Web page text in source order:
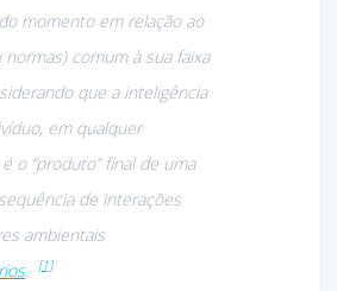
momento em relação ao
normas) comum à sua faixa
que a inteligência
em qualquer
o “produto” final de uma
de interações
ambientais
. [1]